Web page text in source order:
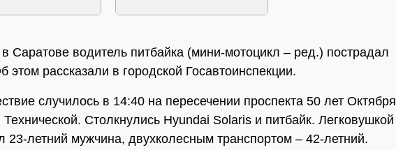
Саратове водитель питбайка (мини-мотоцикл – ред.) пострадал
этом рассказали в городской Госавтоинспекции.
случилось в 14:40 на пересечении проспекта 50 лет Октября
Технической. Столкнулись Hyundai Solaris и питбайк. Легковушкой
23-летний мужчина, двухколесным транспортом – 42-летний.